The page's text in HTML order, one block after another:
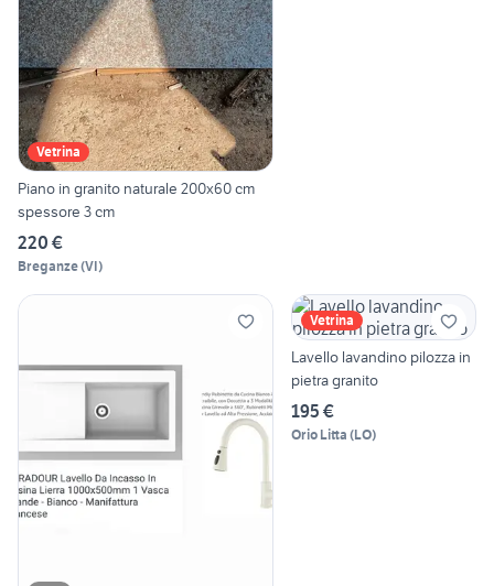
Vetrina
Piano in granito naturale 200x60 cm
spessore 3 cm
220 €
Breganze(VI)
Vetrina
Lavello lavandino pilozza in
pietra granito
195 €
Orio Litta (LO)